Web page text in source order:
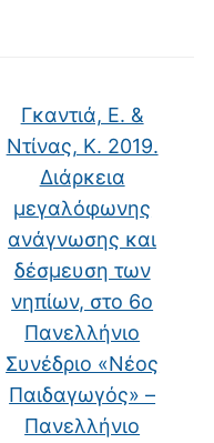
Γκαντιά, Ε. &
Ντίνας, Κ. 2019.
Διάρκεια
μεγαλόφωνης
ανάγνωσης και
δέσμευση των
νηπίων, στο 6ο
Πανελλήνιο
Συνέδριο «Νέος
Παιδαγωγός» –
Πανελλήνιο